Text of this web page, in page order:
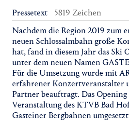
Pressetext 5819 Zeichen
Nachdem die Region 2019 zum
neuen Schlossalmbahn große
hat, fand in diesem Jahr das Ski
unter dem neuen Namen
Für die Umsetzung wurde mit
erfahrener Konzertveranstalter
Partner beauftragt. Das Opening
Veranstaltung des KTVB Bad
Gasteiner Bergbahnen